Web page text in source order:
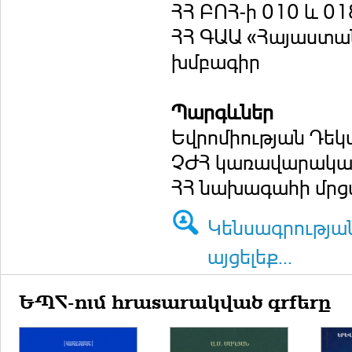
ՀՀ ԲՈՀ-ի 010 և
ՀՀ ԳԱԱ
խմբագիր
Պարգևներ
Եվրոմիության
ՉԺՀ
ՀՀ նախագահի
այցելեք...
ԵՊՀ-ում հրատարակված գրքերը